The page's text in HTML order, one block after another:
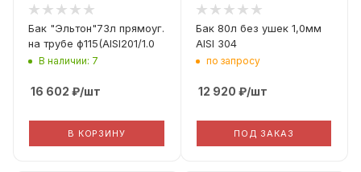
Бак "Эльтон"73л прямоуг.
на трубе ф115(AISI201/1.0
В наличии: 7
16 602 ₽/шт
В КОРЗИНУ
Бак 80л без ушек 1,0мм
AISI 304
по запросу
12 920 ₽/шт
ПОД ЗАКАЗ